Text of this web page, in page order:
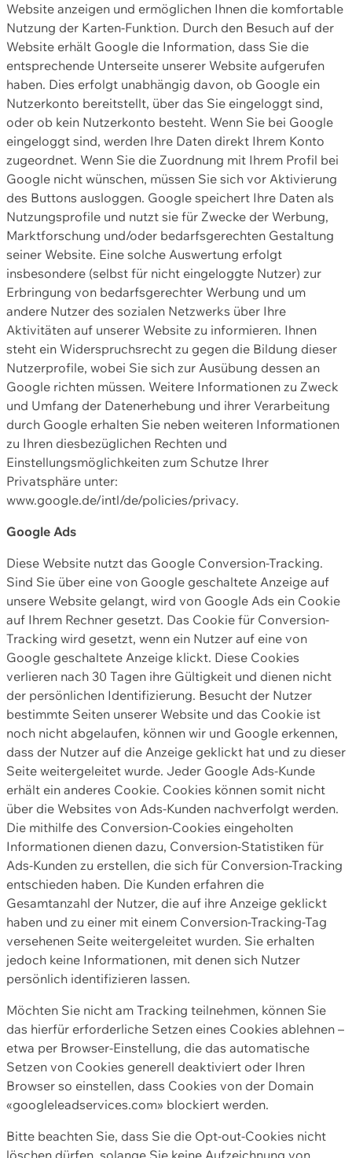
Website anzeigen und ermöglichen Ihnen die komfortable
Nutzung der Karten-Funktion. Durch den Besuch auf der
Website erhält Google die Information, dass Sie die
entsprechende Unterseite unserer Website aufgerufen
haben. Dies erfolgt unabhängig davon, ob Google ein
Nutzerkonto bereitstellt, über das Sie eingeloggt sind,
oder ob kein Nutzerkonto besteht. Wenn Sie bei Google
eingeloggt sind, werden Ihre Daten direkt Ihrem Konto
zugeordnet. Wenn Sie die Zuordnung mit Ihrem Profil bei
Google nicht wünschen, müssen Sie sich vor Aktivierung
des Buttons ausloggen. Google speichert Ihre Daten als
Nutzungsprofile und nutzt sie für Zwecke der Werbung,
Marktforschung und/oder bedarfsgerechten Gestaltung
seiner Website. Eine solche Auswertung erfolgt
insbesondere (selbst für nicht eingeloggte Nutzer) zur
Erbringung von bedarfsgerechter Werbung und um
andere Nutzer des sozialen Netzwerks über Ihre
Aktivitäten auf unserer Website zu informieren. Ihnen
steht ein Widerspruchsrecht zu gegen die Bildung dieser
Nutzerprofile, wobei Sie sich zur Ausübung dessen an
Google richten müssen. Weitere Informationen zu Zweck
und Umfang der Datenerhebung und ihrer Verarbeitung
durch Google erhalten Sie neben weiteren Informationen
zu Ihren diesbezüglichen Rechten und
Einstellungsmöglichkeiten zum Schutze Ihrer
Privatsphäre unter:
www.google.de/intl/de/policies/privacy.
Google Ads
Diese Website nutzt das Google Conversion-Tracking.
Sind Sie über eine von Google geschaltete Anzeige auf
unsere Website gelangt, wird von Google Ads ein Cookie
auf Ihrem Rechner gesetzt. Das Cookie für Conversion-
Tracking wird gesetzt, wenn ein Nutzer auf eine von
Google geschaltete Anzeige klickt. Diese Cookies
verlieren nach 30 Tagen ihre Gültigkeit und dienen nicht
der persönlichen Identifizierung. Besucht der Nutzer
bestimmte Seiten unserer Website und das Cookie ist
noch nicht abgelaufen, können wir und Google erkennen,
dass der Nutzer auf die Anzeige geklickt hat und zu dieser
Seite weitergeleitet wurde. Jeder Google Ads-Kunde
erhält ein anderes Cookie. Cookies können somit nicht
über die Websites von Ads-Kunden nachverfolgt werden.
Die mithilfe des Conversion-Cookies eingeholten
Informationen dienen dazu, Conversion-Statistiken für
Ads-Kunden zu erstellen, die sich für Conversion-Tracking
entschieden haben. Die Kunden erfahren die
Gesamtanzahl der Nutzer, die auf ihre Anzeige geklickt
haben und zu einer mit einem Conversion-Tracking-Tag
versehenen Seite weitergeleitet wurden. Sie erhalten
jedoch keine Informationen, mit denen sich Nutzer
persönlich identifizieren lassen.
Möchten Sie nicht am Tracking teilnehmen, können Sie
das hierfür erforderliche Setzen eines Cookies ablehnen –
etwa per Browser-Einstellung, die das automatische
Setzen von Cookies generell deaktiviert oder Ihren
Browser so einstellen, dass Cookies von der Domain
«googleleadservices.com» blockiert werden.
Bitte beachten Sie, dass Sie die Opt-out-Cookies nicht